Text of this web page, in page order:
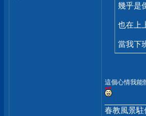
幾乎是
也在上
當我下
這個心情我能
春教風景駐